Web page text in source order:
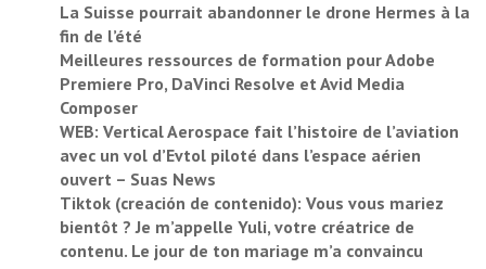
La Suisse pourrait abandonner le drone Hermes à la
fin de l’été
Meilleures ressources de formation pour Adobe
Premiere Pro, DaVinci Resolve et Avid Media
Composer
WEB: Vertical Aerospace fait l’histoire de l’aviation
avec un vol d’Evtol piloté dans l’espace aérien
ouvert – Suas News
Tiktok (creación de contenido): Vous vous mariez
bientôt ? Je m’appelle Yuli, votre créatrice de
contenu. Le jour de ton mariage m’a convaincu